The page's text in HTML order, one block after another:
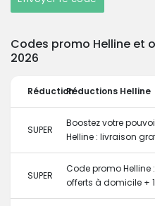
Codes promo Helline et
2026
RéductionRéductions Helline
SUPER
Boostez votre
Helline : livraison
SUPER
Code promo Helline
offerts à domicile +